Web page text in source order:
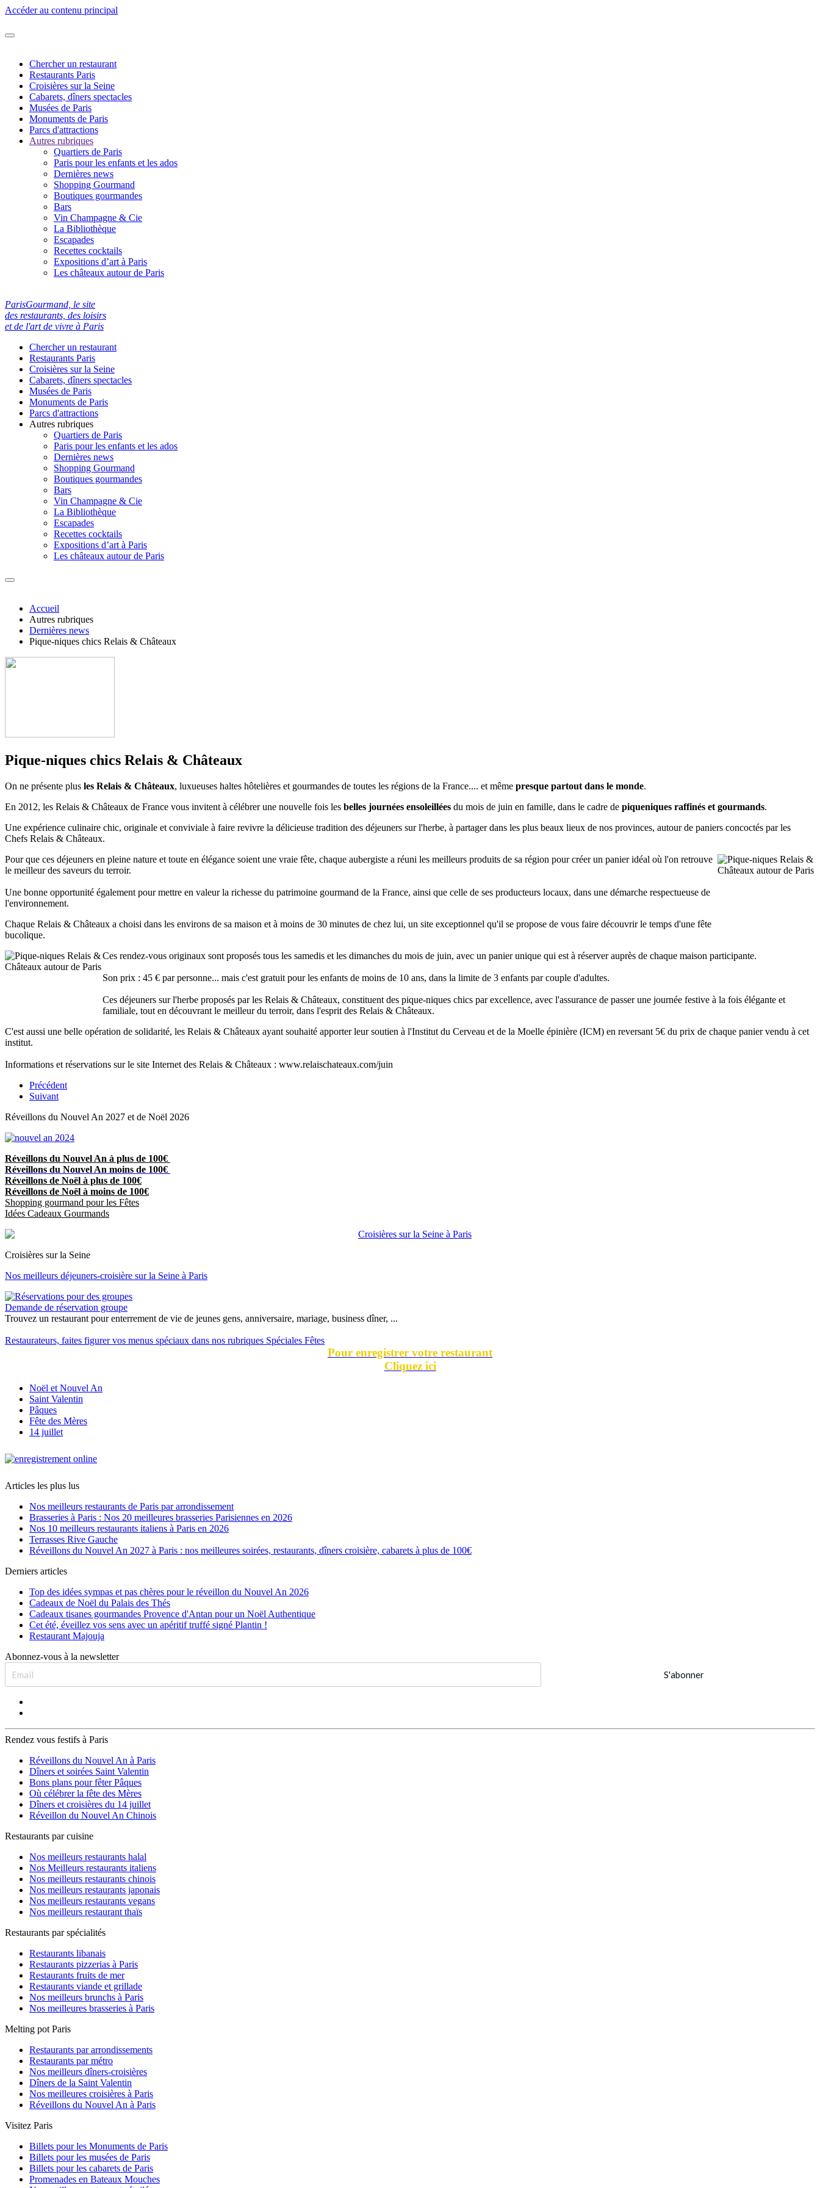
Accéder au contenu principal
Chercher un restaurant
Restaurants Paris
Croisières sur la Seine
Cabarets, dîners spectacles
Musées de Paris
Monuments de Paris
Parcs d'attractions
Autres rubriques
Quartiers de Paris
Paris pour les enfants et les ados
Dernières news
Shopping Gourmand
Boutiques gourmandes
Bars
Vin Champagne & Cie
La Bibliothèque
Escapades
Recettes cocktails
Expositions d’art à Paris
Les châteaux autour de Paris
ParisGourmand, le site
des restaurants, des loisirs
et de l'art de vivre à Paris
Chercher un restaurant
Restaurants Paris
Croisières sur la Seine
Cabarets, dîners spectacles
Musées de Paris
Monuments de Paris
Parcs d'attractions
Autres rubriques
Quartiers de Paris
Paris pour les enfants et les ados
Dernières news
Shopping Gourmand
Boutiques gourmandes
Bars
Vin Champagne & Cie
La Bibliothèque
Escapades
Recettes cocktails
Expositions d’art à Paris
Les châteaux autour de Paris
Accueil
Autres rubriques
Dernières news
Pique-niques chics Relais & Châteaux
Pique-niques chics Relais & Châteaux
On ne présente plus les Relais & Châteaux, luxueuses haltes hôtelières et gourmandes de toutes les régions de la France.... et même presque partout dans le monde.
En 2012, les Relais & Châteaux de France vous invitent à célébrer une nouvelle fois les belles journées ensoleillées du mois de juin en famille, dans le cadre de piqueniques raffinés et gourmands.
Une expérience culinaire chic, originale et conviviale à faire revivre la délicieuse tradition des déjeuners sur l'herbe, à partager dans les plus beaux lieux de nos provinces, autour de paniers concoctés par les
Chefs Relais & Châteaux.
Pour que ces déjeuners en pleine nature et toute en élégance soient une vraie fête, chaque aubergiste a réuni les meilleurs produits de sa région pour créer un panier idéal où l'on retrouve
le meilleur des saveurs du terroir.
Une bonne opportunité également pour mettre en valeur la richesse du patrimoine gourmand de la France, ainsi que celle de ses producteurs locaux, dans une démarche respectueuse de
l'environnement.
Chaque Relais & Châteaux a choisi dans les environs de sa maison et à moins de 30 minutes de chez lui, un site exceptionnel qu'il se propose de vous faire découvrir le temps d'une fête
bucolique.
Ces rendez-vous originaux sont proposés tous les samedis et les dimanches du mois de juin, avec un panier unique qui est à réserver auprès de chaque maison participante.
Son prix : 45 € par personne... mais c'est gratuit pour les enfants de moins de 10 ans, dans la limite de 3 enfants par couple d'adultes.
Ces déjeuners sur l'herbe proposés par les Relais & Châteaux, constituent des pique-niques chics par excellence, avec l'assurance de passer une journée festive à la fois élégante et
familiale, tout en découvrant le meilleur du terroir, dans l'esprit des Relais & Châteaux.
C'est aussi une belle opération de solidarité, les Relais & Châteaux ayant souhaité apporter leur soutien à l'Institut du Cerveau et de la Moelle épinière (ICM) en reversant 5€ du prix de chaque panier vendu à cet
institut.
Informations et réservations sur le site Internet des Relais & Châteaux : www.relaischateaux.com/juin
Précédent
Suivant
Réveillons du Nouvel An 2027 et de Noël 2026
Réveillons du Nouvel An à plus de 100€
Réveillons du Nouvel An moins de 100€
Réveillons de Noël à plus de 100€
Réveillons de Noël à moins de 100€
Shopping gourmand pour les Fêtes
Idées Cadeaux Gourmands
Croisières sur la Seine
Nos meilleurs déjeuners-croisière sur la Seine à Paris
Demande de réservation groupe
Trouvez un restaurant pour enterrement de vie de jeunes gens, anniversaire, mariage, business dîner, ...
Restaurateurs, faites figurer vos menus spéciaux dans nos rubriques Spéciales Fêtes
Pour enregistrer votre restaurant
Cliquez ici
Noël et Nouvel An
Saint Valentin
Pâques
Fête des Mères
14 juillet
Articles les plus lus
Nos meilleurs restaurants de Paris par arrondissement
Brasseries à Paris : Nos 20 meilleures brasseries Parisiennes en 2026
Nos 10 meilleurs restaurants italiens à Paris en 2026
Terrasses Rive Gauche
Réveillons du Nouvel An 2027 à Paris : nos meilleures soirées, restaurants, dîners croisière, cabarets à plus de 100€
Derniers articles
Top des idées sympas et pas chères pour le réveillon du Nouvel An 2026
Cadeaux de Noël du Palais des Thés
Cadeaux tisanes gourmandes Provence d'Antan pour un Noël Authentique
Cet été, éveillez vos sens avec un apéritif truffé signé Plantin !
Restaurant Majouja
Abonnez-vous à la newsletter
S'abonner
Rendez vous festifs à Paris
Réveillons du Nouvel An à Paris
Dîners et soirées Saint Valentin
Bons plans pour fêter Pâques
Où célébrer la fête des Mères
Dîners et croisières du 14 juillet
Réveillon du Nouvel An Chinois
Restaurants par cuisine
Nos meilleurs restaurants halal
Nos Meilleurs restaurants italiens
Nos meilleurs restaurants chinois
Nos meilleurs restaurants japonais
Nos meilleurs restaurants vegans
Nos meilleurs restaurant thaïs
Restaurants par spécialités
Restaurants libanais
Restaurants pizzerias à Paris
Restaurants fruits de mer
Restaurants viande et grillade
Nos meilleurs brunchs à Paris
Nos meilleures brasseries à Paris
Melting pot Paris
Restaurants par arrondissements
Restaurants par métro
Nos meilleurs dîners-croisières
Dîners de la Saint Valentin
Nos meilleures croisières à Paris
Réveillons du Nouvel An à Paris
Visitez Paris
Billets pour les Monuments de Paris
Billets pour les musées de Paris
Billets pour les cabarets de Paris
Promenades en Bateaux Mouches